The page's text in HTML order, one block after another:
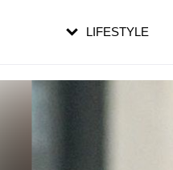
LIFESTYLE
ce înaintezi în vârstă